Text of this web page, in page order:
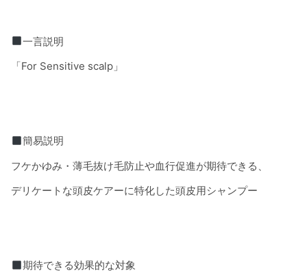
一言説明
「For Sensitive scalp 」
簡易説明
フケかゆみ・薄毛抜け毛防止や血行促進が期待できる、
デリケートな頭皮ケアーに特化した頭皮用シャンプー
期待できる効果的な対象